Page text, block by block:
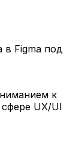
Figma под
к
UX/UI